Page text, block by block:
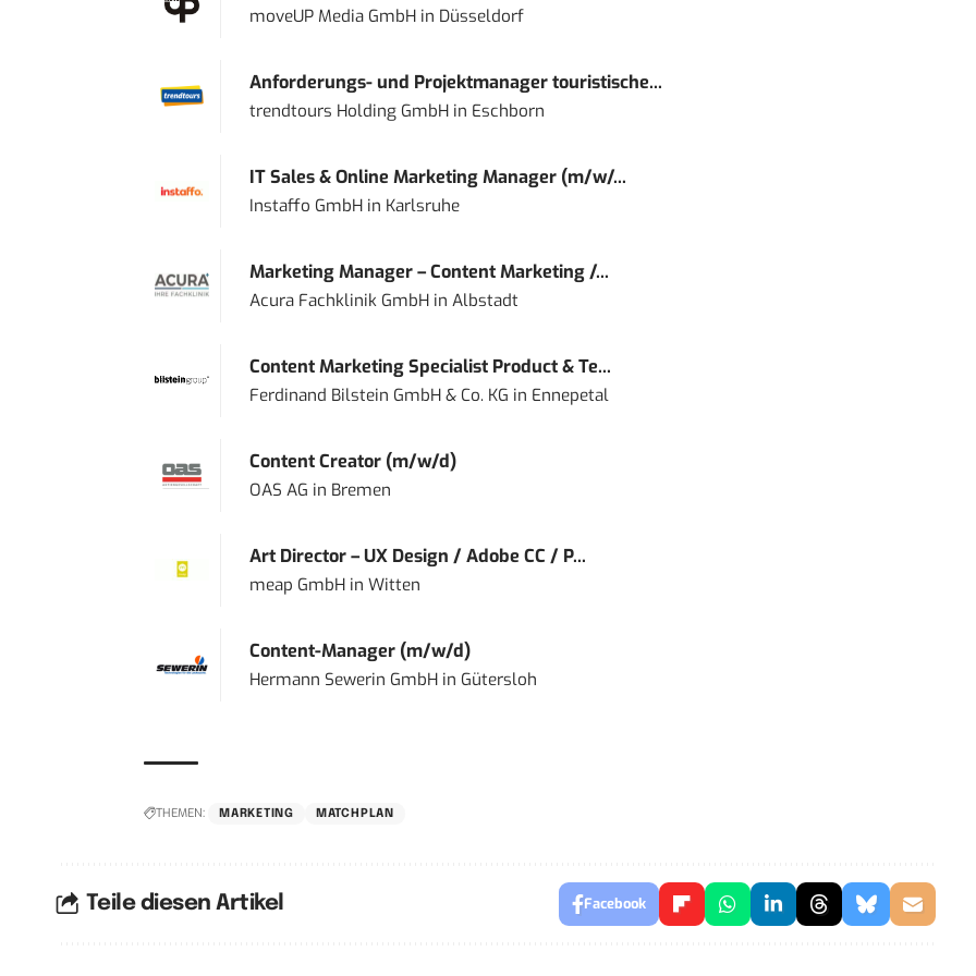
moveUP Media GmbHin Düsseldorf
Anforderungs- und Projektmanager touristische...
trendtours Holding GmbHin Eschborn
IT Sales & Online Marketing Manager (m/w/...
Instaffo GmbHin Karlsruhe
Marketing Manager – Content Marketing /...
Acura Fachklinik GmbHin Albstadt
Content Marketing Specialist Product & Te...
Ferdinand Bilstein GmbH & Co. KG in Ennepetal
Content Creator (m/w/d)
OAS AG in Bremen
Art Director – UX Design / Adobe CC / P...
meap GmbHin Witten
Content-Manager (m/w/d)
Hermann Sewerin GmbHin Gütersloh
THEMEN: MARKETING MATCHPLAN
Teile diesen Artikel Facebook